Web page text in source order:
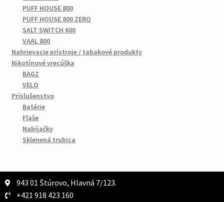
PUFF HOUSE 800
PUFF HOUSE 800 ZERO
SALT SWITCH 600
VAAL 800
Nahrievacie prístroje / tabakové produkty
Nikotínové vrecúška
BAGZ
VELO
Príslušenstvo
Batérie
Fľaše
Nabíjačky
Sklenená trubica
943 01 Štúrovo, Hlavná 7/123.
+421 918 423 160